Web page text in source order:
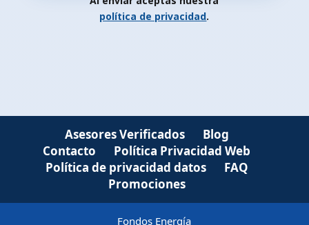
política de privacidad.
Finalidad:
Responder a tu mensaje enviado desde
este formulario de contacto.
Legitimación:Tu consentimiento.
Asesores Verificados
Blog
Contacto
Política Privacidad Web
Política de privacidad datos
FAQ
Promociones
Fondos Energía